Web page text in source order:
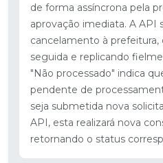
de forma assíncrona pela
aprovação imediata. A API
cancelamento à
seguida e replicando
"Não processado" indica
pendente de
seja submetida nova
API, esta realizará nova
retornando o status